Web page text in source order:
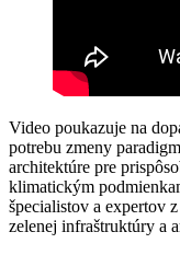
Video poukazuje na
potrebu zmeny
architektúre pre
klimatickým
špecialistov a expertov
zelenej infraštruktúry a